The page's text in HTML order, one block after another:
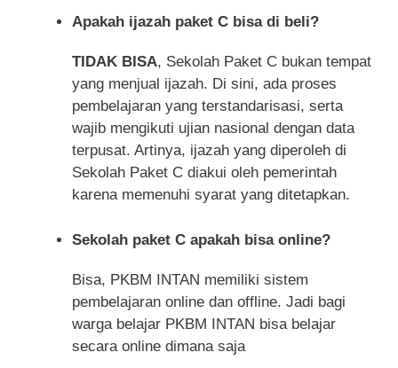
Apakah ijazah paket C bisa di beli?
TIDAK BISA, Sekolah Paket C bukan tempat
yang menjual ijazah. Di sini, ada proses
pembelajaran yang terstandarisasi, serta
wajib mengikuti ujian nasional dengan data
terpusat. Artinya, ijazah yang diperoleh di
Sekolah Paket C diakui oleh pemerintah
karena memenuhi syarat yang ditetapkan.
Sekolah paket C apakah bisa online?
Bisa, PKBM INTAN memiliki sistem
pembelajaran online dan offline. Jadi bagi
warga belajar PKBM INTAN bisa belajar
secara online dimana saja